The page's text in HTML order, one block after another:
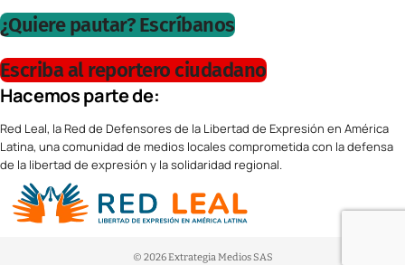
¿Quiere pautar? Escríbanos
Escriba al reportero ciudadano
Hacemos parte de:
Red Leal, la Red de Defensores de la Libertad de Expresión en América
Latina, una comunidad de medios locales comprometida con la defensa
de la libertad de expresión y la solidaridad regional.
© 2026 Extrategia Medios SAS